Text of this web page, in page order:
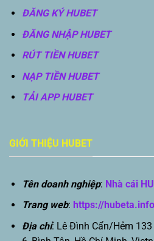
ĐĂNG KÝ HUBET
ĐĂNG NHẬP HUBET
RÚT TIỀN HUBET
NẠP TIỀN HUBET
TẢI APP HUBET
GIỚI THIỆU HUBET
Tên doanh nghiệp: Nhà cái
Trang web: https://
Địa chỉ: Lê Đình Cẩn/Hẻm